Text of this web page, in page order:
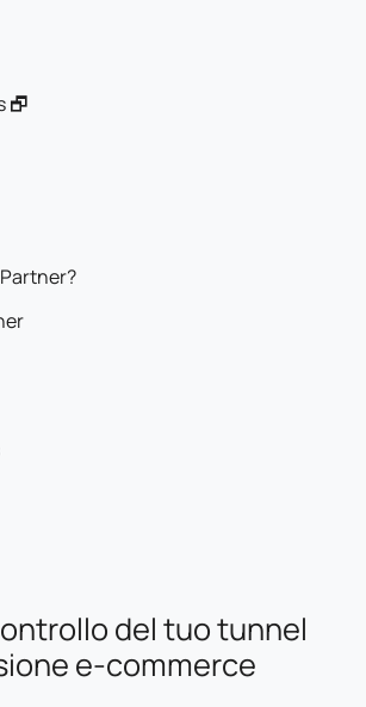
🗗
del tuo tunnel
e-commerce